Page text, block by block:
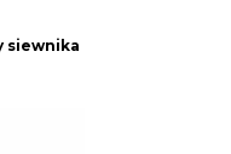
siewnika